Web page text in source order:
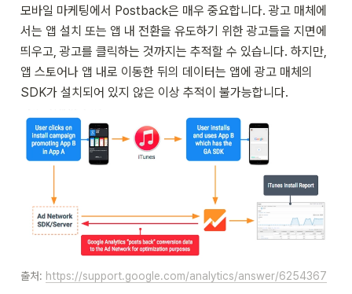
모바일 마케팅에서 Postback은 매우 중요합니다. 광고 매체에
서는 앱 설치 또는 앱 내 전환을 유도하기 위한 광고들을 지면에
띄우고, 광고를 클릭하는 것까지는 추적할 수 있습니다. 하지만,
앱 스토어나 앱 내로 이동한 뒤의 데이터는 앱에 광고 매체의
SDK가 설치되어 있지 않은 이상 추적이 불가능합니다.
출처: https://support.google.com/analytics/answer/6254367